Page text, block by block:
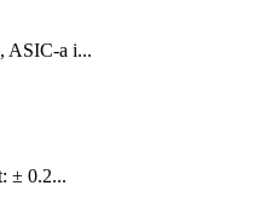
ASIC-a i...
± 0.2...